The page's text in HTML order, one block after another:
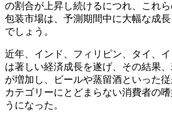
の割合が上昇し続けるにつれ、これ
包装市場は、予測期間中に大幅な成
でしょう。
近年、インド、フィリピン、タイ、
は著しい経済成長を遂げ、その結果
が増加し、ビールや蒸留酒といった
カテゴリーにとどまらない消費者の
うになった。